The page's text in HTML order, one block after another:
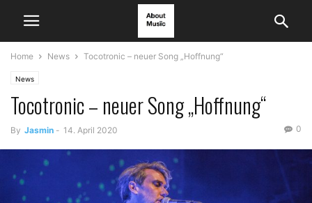
Home News Tocotronic – neuer Song „Hoffnung“
News
Tocotronic – neuer Song „Hoffnung“
By Jasmin - 14. April 2020 0